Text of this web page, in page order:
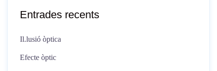
Entrades recents
Il.lusió òptica
Efecte òptic